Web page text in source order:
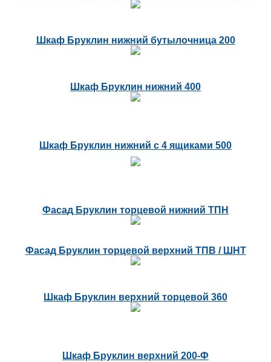
Шкаф Бруклин нижний бутылочница 200
Шкаф Бруклин нижний 400
Шкаф Бруклин нижний с 4 ящиками 500
Фасад Бруклин торцевой нижний ТПН
Фасад Бруклин торцевой верхний ТПВ / ШНТ
Шкаф Бруклин верхний торцевой 360
Шкаф Бруклин верхний 200-Ф